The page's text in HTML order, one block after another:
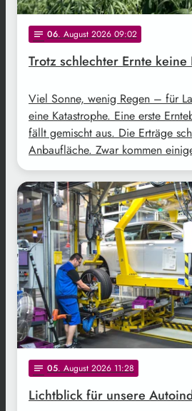
notes 06. August 2026 09:02
Trotz schlechter Ernte
Viel Sonne, wenig Regen – für
eine Katastrophe. Eine erste
fällt gemischt aus. Die Erträge
Anbaufläche. Zwar kommen
notes 05. August 2026 11:28
Lichtblick für unsere